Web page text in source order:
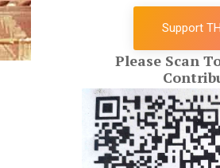
Support
Please Scan